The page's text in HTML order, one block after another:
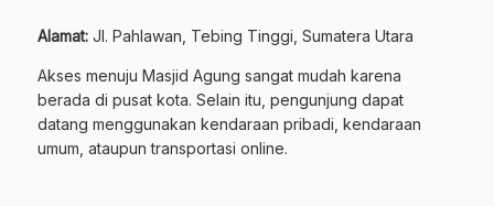
Alamat: Jl. Pahlawan, Tebing Tinggi, Sumatera Utara
Akses menuju Masjid Agung sangat mudah karena
berada di pusat kota. Selain itu, pengunjung dapat
datang menggunakan kendaraan pribadi, kendaraan
umum, ataupun transportasi online.